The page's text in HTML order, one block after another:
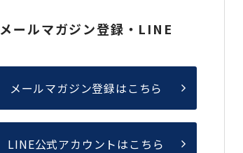
メールマガジン登録・LINE
メールマガジン登録はこちら
LINE公式アカウントはこちら